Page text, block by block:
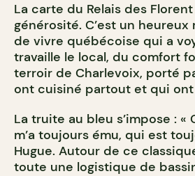
La carte du Relais des
générosité. C’est un heureux
de vivre québécoise qui a
travaille le local, du comfort
terroir de Charlevoix, porté
ont cuisiné partout et qui
La truite au bleu s’impose : «
m’a toujours ému, qui est
Hugue. Autour de ce
toute une logistique de